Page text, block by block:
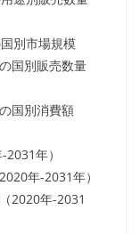
別市場規模
国別販売数量
国別消費額
年）
年-2031年）
2020年-2031